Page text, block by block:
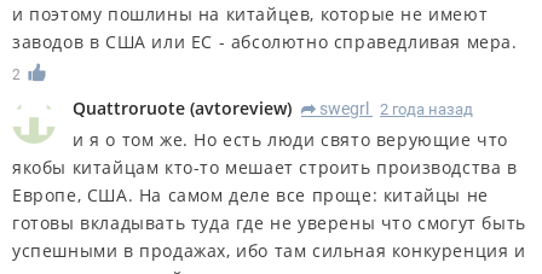
и поэтому пошлины на китайцев, которые не имеют
заводов в США или ЕС - абсолютно справедливая мера.
2
Quattroruote (avtoreview) R swegrl 2 года назад
и я о том же. Но есть люди свято верующие что
якобы китайцам кто-то мешает строить производства в
Европе, США. На самом деле все проще: китайцы не
готовы вкладывать туда где не уверены что смогут быть
успешными в продажах, ибо там сильная конкуренция и